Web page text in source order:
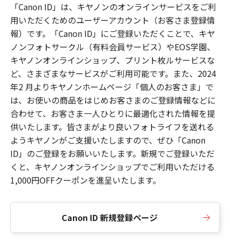
「Canon ID」は、キヤノンのオンラインサービスをご利
用いただくためのユーザーアカウント（お客さま登録情
報）です。「Canon ID」にご登録いただくことで、キヤ
ノンフォトサークル（有料会員サービス）やEOS学園、
キヤノンオンラインショップ、プリント枚ルサービスな
ど、さまざまなサービスがご利用可能です。また、2024
年2 月よりキヤノンホームページ「個人のお客さま」で
は、お使いの商品をはじめお客さまのご登録情報などに
合わせて、お客さま一人ひとりに最適化された情報を提
供いたします。皆さまがより良いフォトライフを送れる
ようキヤノンがご支援いたしますので、ぜひ「Canon
ID」のご登録をお願いいたします。新規でご登録いただ
くと、キヤノンオンラインショップでご利用いただける
1,000円OFFクーポンを進呈いたします。
Canon ID 新規登録ページ